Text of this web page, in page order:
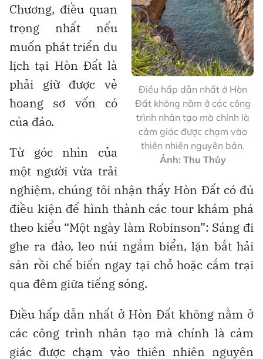
Điều hấp dẫn nhất ở Hòn
Đất không nằm ở các công
trình nhân tạo mà chính là
cảm giác được chạm vào
thiên nhiên nguyên bản.
Ảnh: Thu Thủy
Chương, điều quan
trọng nhất nếu
muốn phát triển du
lịch tại Hòn Đất là
phải giữ được vẻ
hoang sơ vốn có
của đảo.
Từ góc nhìn của
một người vừa trải
nghiệm, chúng tôi nhận thấy Hòn Đất có đủ
điều kiện để hình thành các tour khám phá
theo kiểu “Một ngày làm Robinson”: Sáng đi
ghe ra đảo, leo núi ngắm biển, lặn bắt hải
sản rồi chế biến ngay tại chỗ hoặc cắm trại
qua đêm giữa tiếng sóng.
Điều hấp dẫn nhất ở Hòn Đất không nằm ở
các công trình nhân tạo mà chính là cảm
giác được chạm vào thiên nhiên nguyên